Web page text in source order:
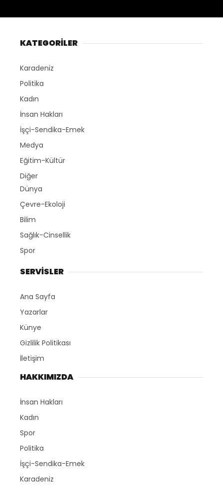
KATEGORİLER
Karadeniz
Politika
Kadın
İnsan Hakları
İşçi-Sendika-Emek
Medya
Eğitim-Kültür
Diğer
Dünya
Çevre-Ekoloji
Bilim
Sağlık-Cinsellik
Spor
SERVİSLER
Ana Sayfa
Yazarlar
Künye
Gizlilik Politikası
İletişim
HAKKIMIZDA
İnsan Hakları
Kadın
Spor
Politika
İşçi-Sendika-Emek
Karadeniz